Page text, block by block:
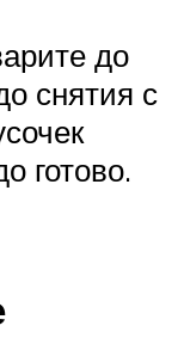
до
снятия с
готово.